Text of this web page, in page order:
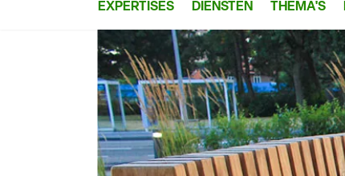
EXPERTISES DIENSTEN THEMA'S